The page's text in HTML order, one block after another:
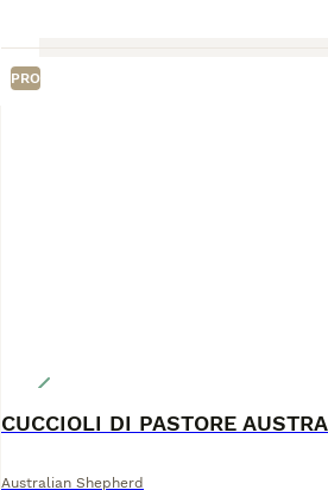
PRO
Australian Shepherd